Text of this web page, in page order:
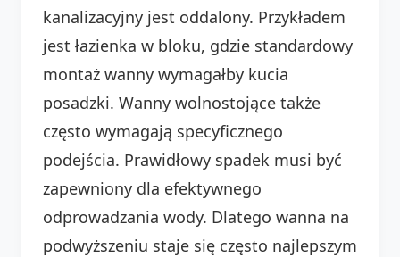
kanalizacyjny jest oddalony. Przykładem
jest łazienka w bloku, gdzie standardowy
montaż wanny wymagałby kucia
posadzki. Wanny wolnostojące także
często wymagają specyficznego
podejścia. Prawidłowy spadek musi być
zapewniony dla efektywnego
odprowadzania wody. Dlatego wanna na
podwyższeniu staje się często najlepszym